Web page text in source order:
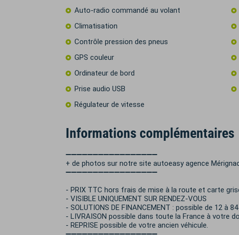
Auto-radio commandé au volant
Climatisation
Contrôle pression des pneus
GPS couleur
Ordinateur de bord
Prise audio USB
Régulateur de vitesse
Informations complémentaires
➖➖➖➖➖➖➖➖➖➖➖➖➖➖➖➖➖
+ de photos sur notre site autoeasy agence
➖➖➖➖➖➖➖➖➖➖➖➖➖➖➖➖➖
- PRIX TTC hors frais de mise à la route et carte
- VISIBLE UNIQUEMENT SUR RENDEZ-VOUS
- SOLUTIONS DE FINANCEMENT : possible de 12 à
- LIVRAISON possible dans toute la France à votre
- REPRISE possible de votre ancien véhicule.